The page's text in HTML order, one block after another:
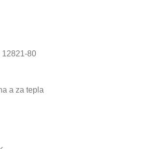
80
a za tepla